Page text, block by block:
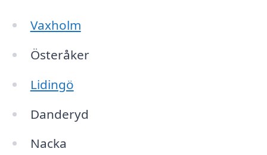
Vaxholm
Österåker
Lidingö
Danderyd
Nacka